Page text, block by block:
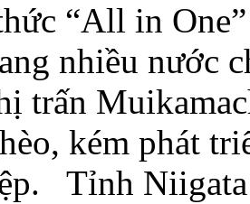
“All in
nhiều nước
kém phát
Tỉnh